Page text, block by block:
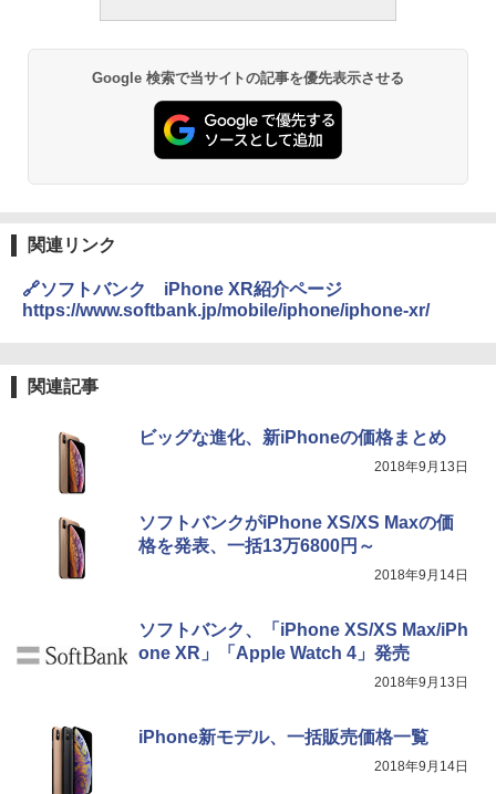
Google 検索で当サイトの記事を優先表示させる
関連リンク
🔗ソフトバンク iPhone XR紹介ページ
https://www.softbank.jp/mobile/iphone/iphone-xr/
関連記事
ビッグな進化、新iPhoneの価格まとめ
2018年9月13日
ソフトバンクがiPhone XS/XS Maxの価
格を発表、一括13万6800円～
2018年9月14日
ソフトバンク、「iPhone XS/XS Max/iPh
one XR」「Apple Watch 4」発売
2018年9月13日
iPhone新モデル、一括販売価格一覧
2018年9月14日